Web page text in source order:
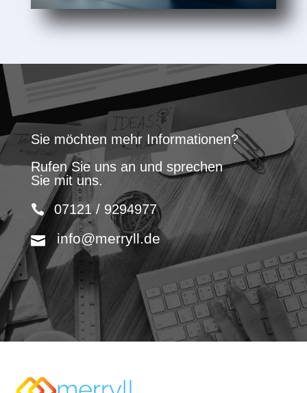
Sie möchten mehr Informationen?
Rufen Sie uns an und sprechen
Sie mit uns.
07121 / 9294977
info@merryll.de